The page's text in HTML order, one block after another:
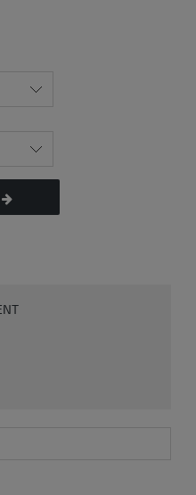
kosztów płatności